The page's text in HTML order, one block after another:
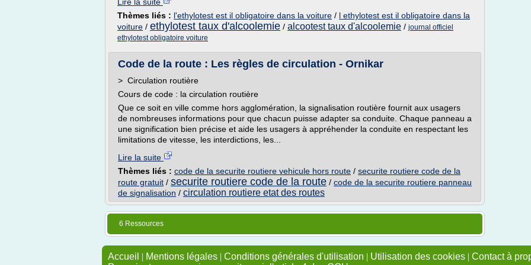
Thèmes liés : l'ethylotest est il obligatoire dans la voiture / l ethylotest est il obligatoire dans la
voiture / ethylotest taux d'alcoolemie / alcootest taux d'alcoolemie / journal officiel
ethylotest obligatoire voiture
Code de la route : Les règles de circulation - Ornikar
> Circulation routière
Cours de code : la circulation routière
Que ce soit en ville comme hors agglomération, la signalisation routière fournit aux usagers
de nombreuses informations pour que chacun puisse adapter sa conduite. Chaque panneau a
une signification bien précise et aide les usagers à appréhender la conduite en respectant les
limitations de vitesse, les interdictions, les...
Lire la suite
Thèmes liés : code de la securite routiere vehicule hors route / securite routiere code de la
route gratuit / securite routiere code de la route / code de la securite routiere panneau
de signalisation / circulation routiere etat des routes
6 Ressources
Accueil | Mentions légales | Conditions générales d'utilisation | Utilisation des cookies | Contact à